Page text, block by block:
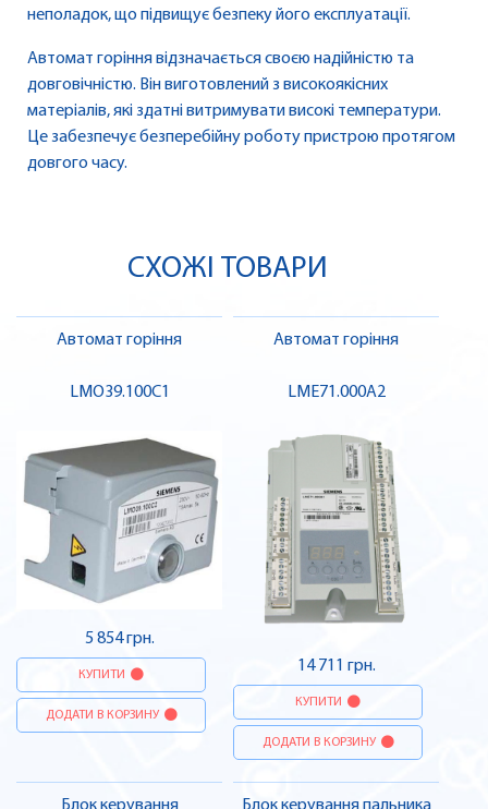
неполадок, що підвищує безпеку його експлуатації.
Автомат горіння відзначається своєю надійністю та
довговічністю. Він виготовлений з високоякісних
матеріалів, які здатні витримувати високі температури.
Це забезпечує безперебійну роботу пристрою протягом
довгого часу.
СХОЖІ ТОВАРИ
Автомат горіння
LMO39.100C1
5 854 грн.
КУПИТИ
ДОДАТИ В КОРЗИНУ
Автомат горіння
LME71.000A2
14 711 грн.
КУПИТИ
ДОДАТИ В КОРЗИНУ